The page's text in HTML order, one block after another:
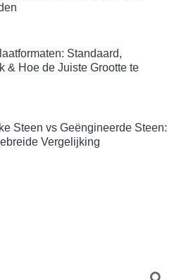
Standaard,
& Hoe de Juiste Grootte te
Steen vs Geëngineerde Steen:
Vergelijking